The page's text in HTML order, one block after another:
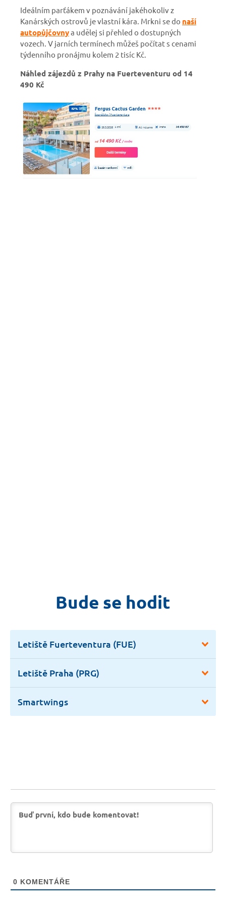
Ideálním parťákem v poznávání jakéhokoliv z
Kanárských ostrovů je vlastní kára. Mrkni se do naší
autopůjčovnya udělej si přehled o dostupných
vozech. V jarních termínech můžeš počítat s cenami
týdenního pronájmu kolem 2 tisíc Kč.
Náhled zájezdů z Prahy na Fuerteventuru od 14
490 Kč
Bude se hodit
Letiště Fuerteventura (FUE)
Letiště Praha (PRG)
Smartwings
0 KOMENTÁŘE